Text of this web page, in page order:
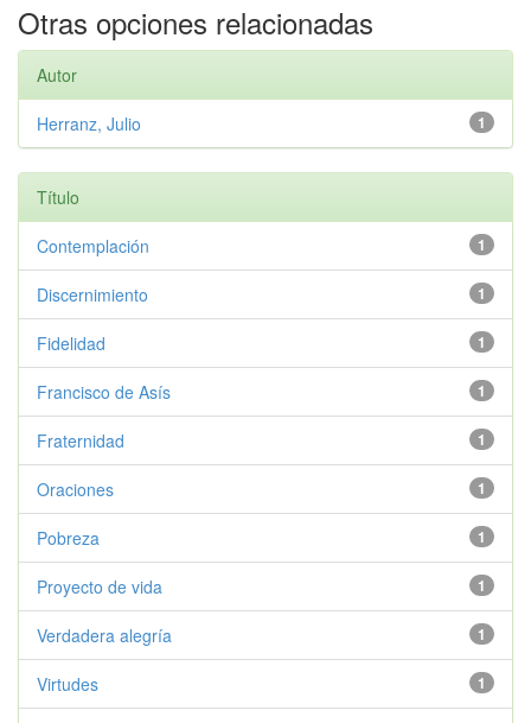
Otras opciones relacionadas
Autor
1
Herranz, Julio
Título
1
Contemplación
1
Discernimiento
1
Fidelidad
1
Francisco de Asís
1
Fraternidad
1
Oraciones
1
Pobreza
1
Proyecto de vida
1
Verdadera alegría
1
Virtudes